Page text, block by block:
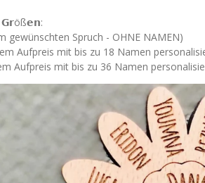
Spruch - OHNE NAMEN)
Aufpreis mit bis zu 18 Namen
Aufpreis mit bis zu 36 Namen